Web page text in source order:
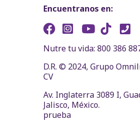
Encuentranos en:
Nutre tu vida: 800 386
D.R. © 2024, Grupo
CV
Av. Inglaterra 3089 I,
Jalisco, México.
prueba